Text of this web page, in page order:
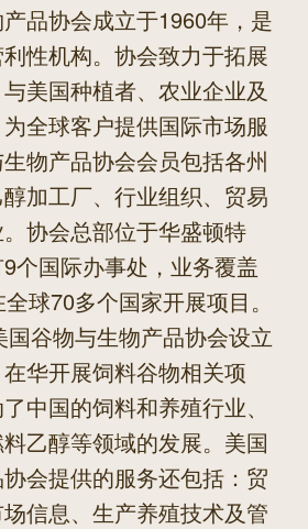
品协会成立于1960年，是
性机构。协会致力于拓展
美国种植者、农业企业及
全球客户提供国际市场服
物产品协会会员包括各州
加工厂、行业组织、贸易
协会总部位于华盛顿特
个国际办事处，业务覆盖
球70多个国家开展项目。
国谷物与生物产品协会设立
华开展饲料谷物相关项
中国的饲料和养殖行业、
乙醇等领域的发展。美国
会提供的服务还包括：贸
信息、生产养殖技术及管